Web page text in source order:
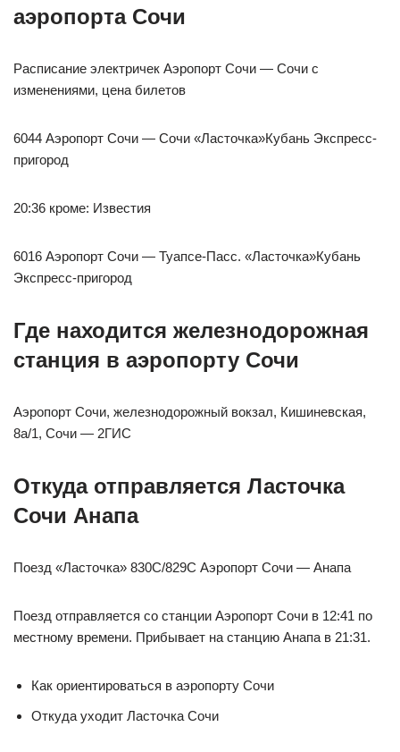
аэропорта Сочи
Расписание электричек Аэропорт Сочи — Сочи с
изменениями, цена билетов
6044 Аэропорт Сочи — Сочи «Ласточка»Кубань Экспресс-
пригород
20:36 кроме: Известия
6016 Аэропорт Сочи — Туапсе-Пасс. «Ласточка»Кубань
Экспресс-пригород
Где находится железнодорожная
станция в аэропорту Сочи
Аэропорт Сочи, железнодорожный вокзал, Кишиневская,
8а/1, Сочи — 2ГИС
Откуда отправляется Ласточка
Сочи Анапа
Поезд «Ласточка» 830С/829С Аэропорт Сочи — Анапа
Поезд отправляется со станции Аэропорт Сочи в 12:41 по
местному времени. Прибывает на станцию Анапа в 21:31.
Как ориентироваться в аэропорту Сочи
Откуда уходит Ласточка Сочи